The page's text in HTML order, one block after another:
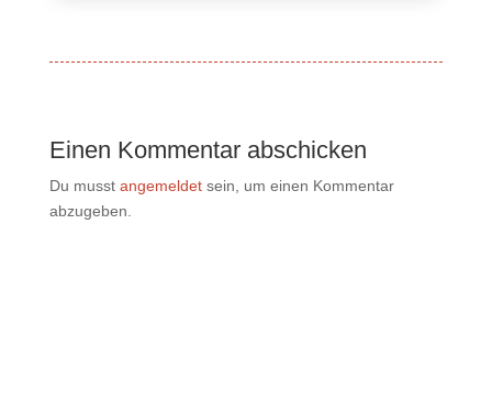
Einen Kommentar abschicken
Du musst angemeldetsein, um einen Kommentar
abzugeben.